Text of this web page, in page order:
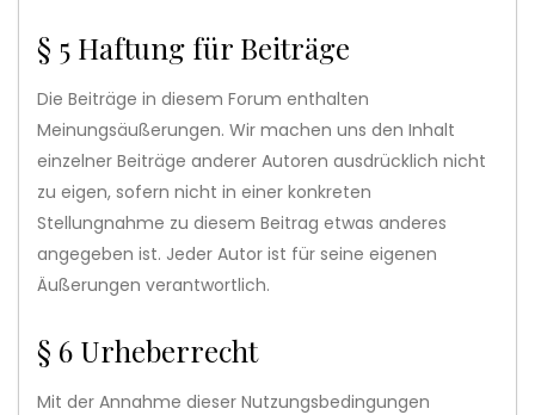
§ 5 Haftung für Beiträge
Die Beiträge in diesem Forum enthalten
Meinungsäußerungen. Wir machen uns den Inhalt
einzelner Beiträge anderer Autoren ausdrücklich nicht
zu eigen, sofern nicht in einer konkreten
Stellungnahme zu diesem Beitrag etwas anderes
angegeben ist. Jeder Autor ist für seine eigenen
Äußerungen verantwortlich.
§ 6 Urheberrecht
Mit der Annahme dieser Nutzungsbedingungen